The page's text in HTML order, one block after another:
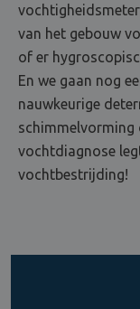
van het gebouw
of er
En we gaan nog
nauwkeurige
schimmelvorming
vochtdiagnose
vochtbestrijding!